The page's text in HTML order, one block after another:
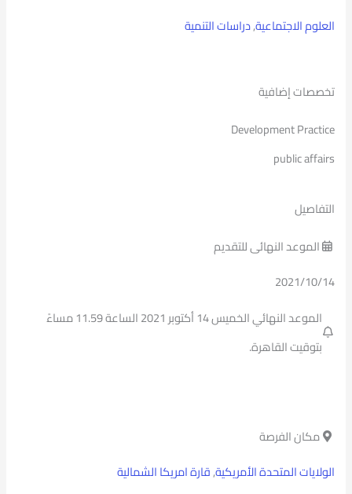
العلوم الاجتماعية,دراسات التنمية
تخصصات إضافية
Development Practice
public affairs
التفاصيل
الموعد النهائى للتقديم
2021/10/14
الموعد النهائي الخميس 14 أكتوبر 2021 الساعة 11.59 مساءً
بتوقيت القاهرة.
مكان الفرصة
الولايات المتحدة الأمريكية,قارة امريكا الشمالية